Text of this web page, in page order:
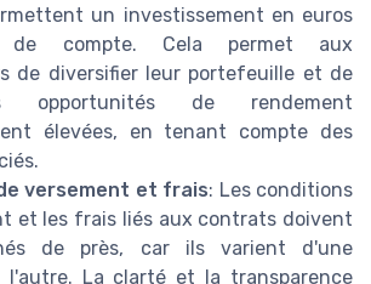
un investissement en euros
compte. Cela permet aux
de diversifier leur portefeuille et de
opportunités de rendement
élevées, en tenant compte des
versement et frais: Les conditions
et les frais liés aux contrats doivent
de près, car ils varient d'une
l'autre. La clarté et la transparence